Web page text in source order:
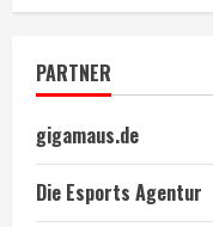
PARTNER
gigamaus.de
Die Esports Agentur